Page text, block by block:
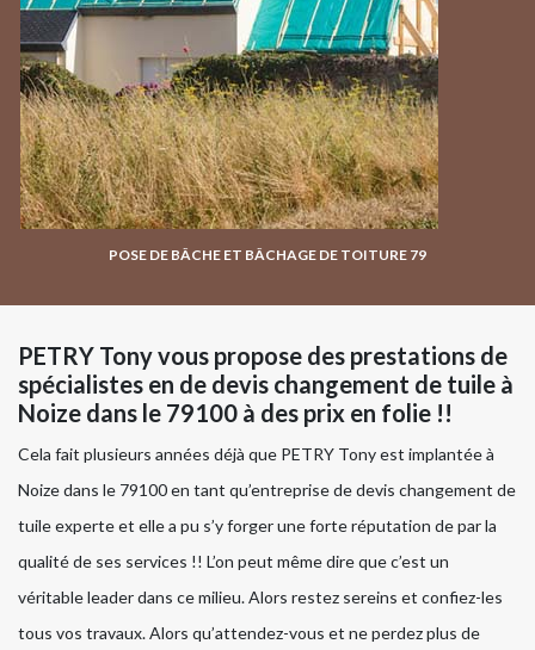
POSE DE BÂCHE ET BÂCHAGE DE TOITURE 79
PETRY Tony vous propose des prestations de
spécialistes en de devis changement de tuile à
Noize dans le 79100 à des prix en folie !!
Cela fait plusieurs années déjà que PETRY Tony est implantée à
Noize dans le 79100 en tant qu’entreprise de devis changement de
tuile experte et elle a pu s’y forger une forte réputation de par la
qualité de ses services !! L’on peut même dire que c’est un
véritable leader dans ce milieu. Alors restez sereins et confiez-les
tous vos travaux. Alors qu’attendez-vous et ne perdez plus de